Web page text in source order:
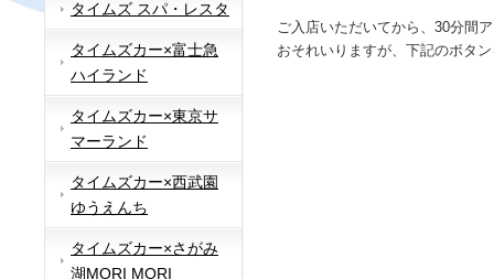
タイムズ スパ・レスタ
タイムズカー×富士急
ハイランド
タイムズカー×東京サ
マーランド
タイムズカー×西武園
ゆうえんち
タイムズカー×さがみ
湖MORI MORI
ご入店いただいてから、30分間
おそれいりますが、下記のボタ